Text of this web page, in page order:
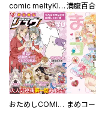
comic meltyKILL 満腹百合
おためしCOMICリュウ がんばるあなたを応援したい！編